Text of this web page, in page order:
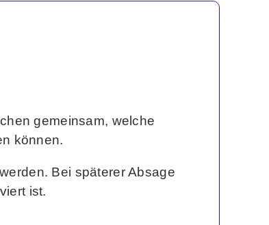
gemeinsam, welche
können.
Bei späterer Absage
ist.